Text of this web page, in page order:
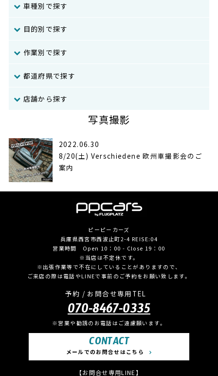
車種別で探す
目的別で探す
作業別で探す
都道府県で探す
店舗から探す
写真撮影
2022.06.30
8/20(土) Verschiedene 欧州車撮影会のご
案内
ピーピーカーズ
兵庫県西宮市西波止町2-4 REISE:04
営業時間 Open 10：00 - Close 19：00
※当店は不定休です。
※出張作業等で不在にしていることがありますので、
ご来店の際は電話やLINEで事前のご予約をお願い致します。
予約 / お問合せ専用TEL
070-8467-0335
※営業や勧誘のお電話はご遠慮願います。
CONTACT
メールでのお問合せはこちら
【お問合せ専用LINE】